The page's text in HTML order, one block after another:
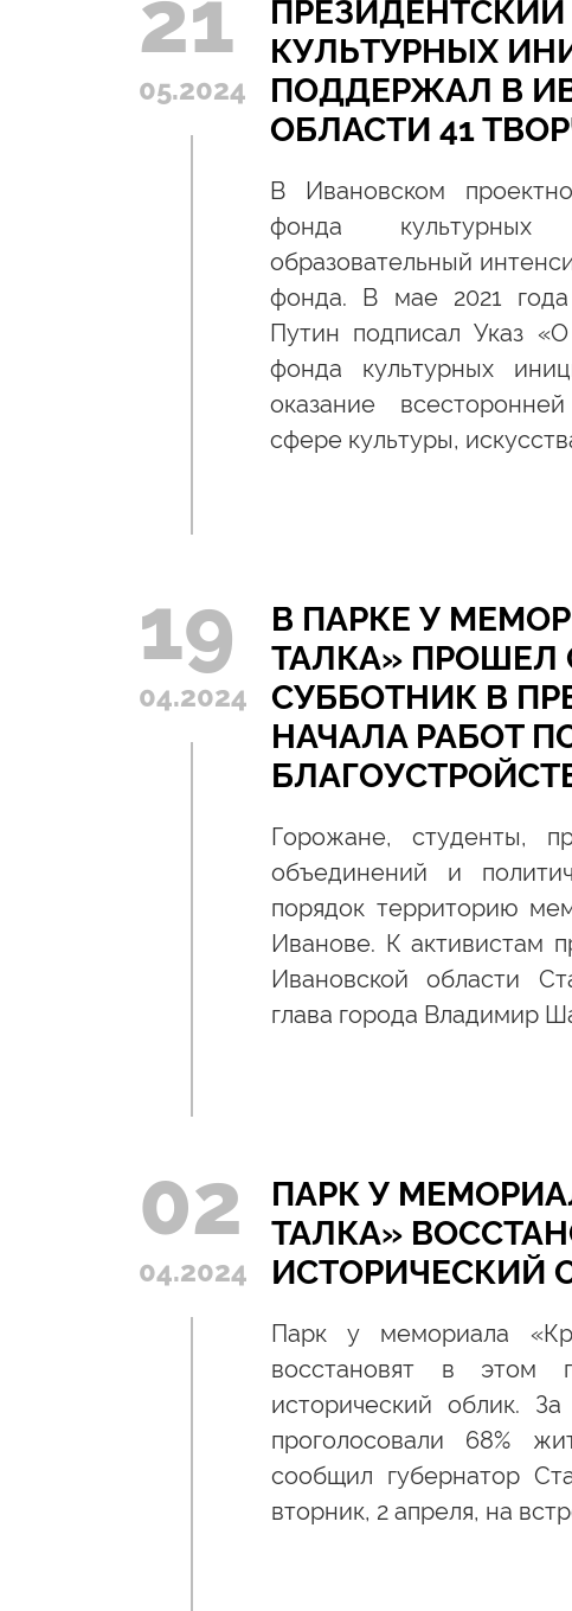
21
05.2024
КУЛЬТУРНЫХ
ПОДДЕРЖАЛ В
ОБЛАСТИ 41
В Ивановском
фонда культурных
образовательный
фонда. В мае 2021
Путин подписал Указ
фонда культурных
оказание
сфере культуры,
19
04.2024
В ПАРКЕ У
ТАЛКА»
СУББОТНИК В
НАЧАЛА РАБОТ
Горожане, студенты,
объединений и
порядок территорию
Иванове. К активистам
Ивановской области
глава города Владимир
02
04.2024
ПАРК У
ТАЛКА»
ИСТОРИЧЕСКИЙ
Парк у мемориала
восстановят в этом
исторический облик.
проголосовали 68%
сообщил губернатор
вторник, 2 апреля, на